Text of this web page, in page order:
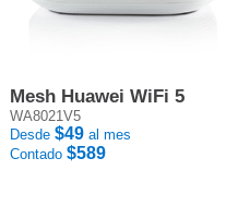
Mesh Huawei WiFi 5
WA8021V5
Desde $49 al mes
Contado $589